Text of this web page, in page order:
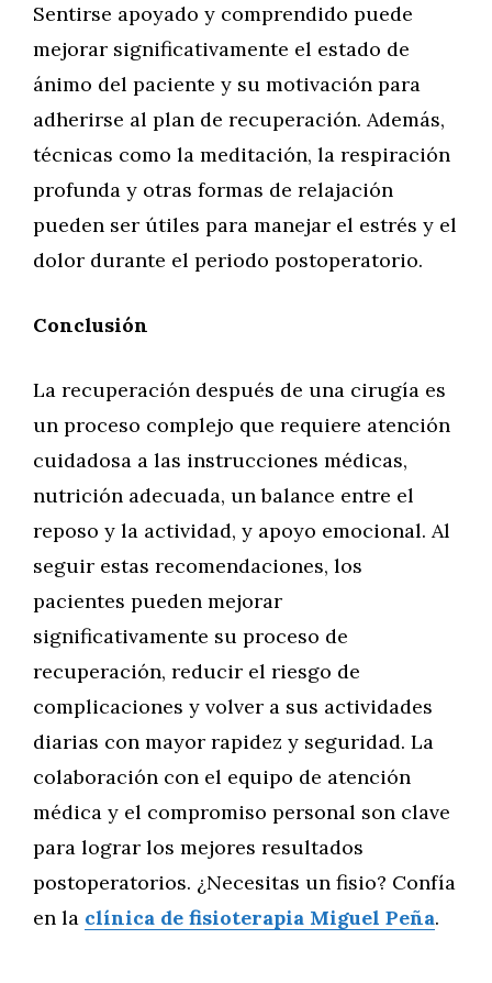
Sentirse apoyado y comprendido puede
mejorar significativamente el estado de
ánimo del paciente y su motivación para
adherirse al plan de recuperación. Además,
técnicas como la meditación, la respiración
profunda y otras formas de relajación
pueden ser útiles para manejar el estrés y el
dolor durante el periodo postoperatorio.
Conclusión
La recuperación después de una cirugía es
un proceso complejo que requiere atención
cuidadosa a las instrucciones médicas,
nutrición adecuada, un balance entre el
reposo y la actividad, y apoyo emocional. Al
seguir estas recomendaciones, los
pacientes pueden mejorar
significativamente su proceso de
recuperación, reducir el riesgo de
complicaciones y volver a sus actividades
diarias con mayor rapidez y seguridad. La
colaboración con el equipo de atención
médica y el compromiso personal son clave
para lograr los mejores resultados
postoperatorios. ¿Necesitas un fisio? Confía
en la clínica de fisioterapia Miguel Peña.